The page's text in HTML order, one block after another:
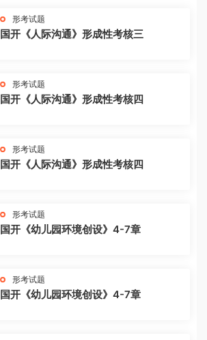
形考试题
国开《人际沟通》形成性考核三
形考试题
国开《人际沟通》形成性考核四
形考试题
国开《人际沟通》形成性考核四
形考试题
国开《幼儿园环境创设》4-7章
形考试题
国开《幼儿园环境创设》4-7章